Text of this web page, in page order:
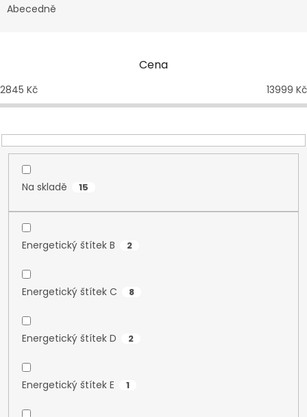
e
o
d
k
t
Abecedně
Cena
2845 Kč 13999 Kč
Na skladě 15
Energetický štítek B 2
Energetický štítek C 8
Energetický štítek D 2
Energetický štítek E 1